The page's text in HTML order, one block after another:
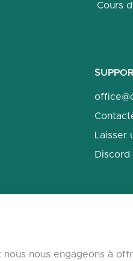
Cours
Laisser
Discord
nous engageons à